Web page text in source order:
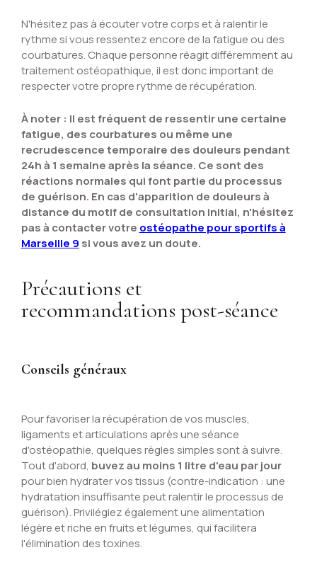
N'hésitez pas à écouter votre corps et à ralentir le
rythme si vous ressentez encore de la fatigue ou des
courbatures. Chaque personne réagit différemment au
traitement ostéopathique, il est donc important de
respecter votre propre rythme de récupération.
À noter : Il est fréquent de ressentir une certaine
fatigue, des courbatures ou même une
recrudescence temporaire des douleurs pendant
24h à 1 semaine après la séance. Ce sont des
réactions normales qui font partie du processus
de guérison. En cas d'apparition de douleurs à
distance du motif de consultation initial, n'hésitez
pas à contacter votre ostéopathe pour sportifs à
Marseille 9 si vous avez un doute.
Précautions et
recommandations post-séance
Conseils généraux
Pour favoriser la récupération de vos muscles,
ligaments et articulations après une séance
d'ostéopathie, quelques règles simples sont à suivre.
Tout d'abord, buvez au moins 1 litre d'eau par jour
pour bien hydrater vos tissus (contre-indication : une
hydratation insuffisante peut ralentir le processus de
guérison). Privilégiez également une alimentation
légère et riche en fruits et légumes, qui facilitera
l'élimination des toxines.